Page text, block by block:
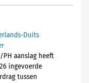
Duits
aanslag heeft
ingevoerde
tussen